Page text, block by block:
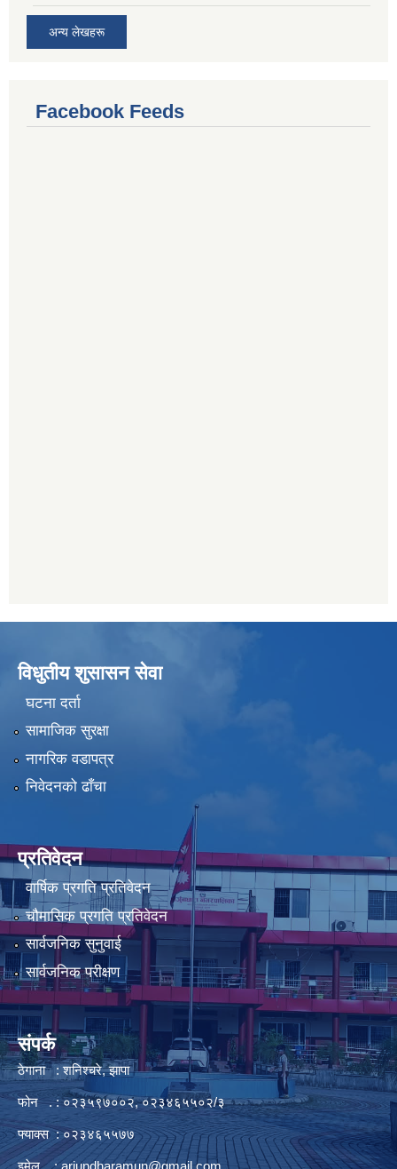
अन्य लेखहरू
Facebook Feeds
विधुतीय शुसासन सेवा
घटना दर्ता
सामाजिक सुरक्षा
नागरिक वडापत्र
निवेदनको ढाँचा
प्रतिवेदन
वार्षिक प्रगति प्रतिवेदन
चौमासिक प्रगति प्रतिवेदन
सार्वजनिक सुनुवाई
सार्वजनिक परीक्षण
संपर्क
ठेगाना : शनिश्चरे, झापा
फोन . : ०२३५९७००२, ०२३४६५५०२/३
फ्याक्स : ०२३४६५५७७
इमेल :arjundharamun@gmail.com